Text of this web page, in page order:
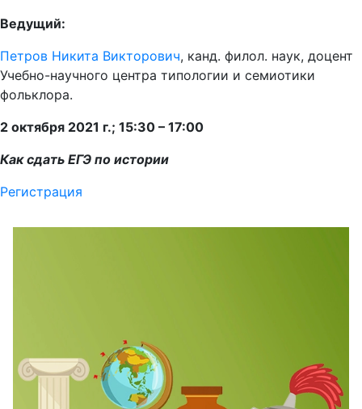
Ведущий:
Петров Никита Викторович, канд. филол. наук, доцент
Учебно-научного центра типологии и семиотики
фольклора.
2 октября 2021 г.; 15:30 – 17:00
Как сдать ЕГЭ по истории
Регистрация